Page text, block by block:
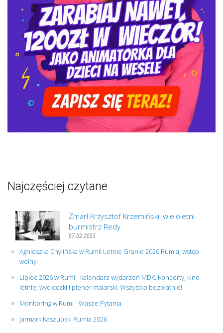
Najczęściej czytane
Zmarł Krzysztof Krzemiński, wieloletni
burmistrz Redy
07.02.2025
Agnieszka Chylińska w Rumi! Letnie Granie 2026 Rumia, wstęp
wolny!
Lipiec 2026 w Rumi - kalendarz wydarzeń MDK. Koncerty, kino
letnie, wycieczki i plener malarski. Wszystko bezpłatnie!
Monitoring w Rumi - Wasze Pytania
Jarmark Kaszubski Rumia 2026